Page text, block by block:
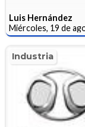
Luis Hernández
Miércoles, 19 de
Industria